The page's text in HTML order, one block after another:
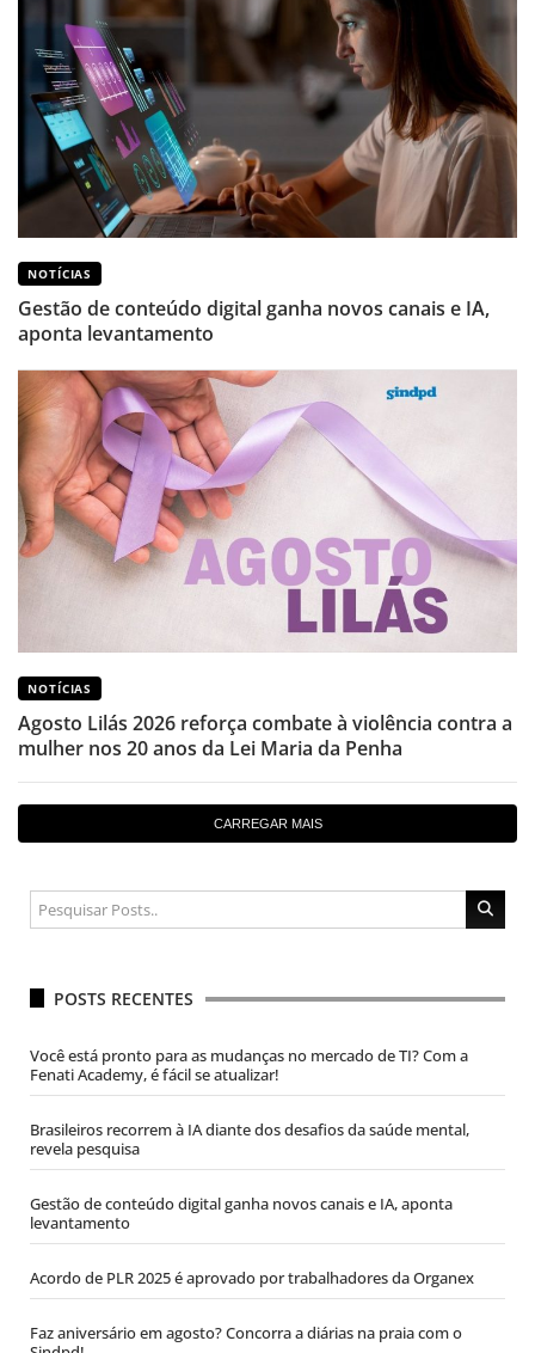
NOTÍCIAS
Gestão de conteúdo digital ganha novos canais e IA,
aponta levantamento
NOTÍCIAS
Agosto Lilás 2026 reforça combate à violência contra a
mulher nos 20 anos da Lei Maria da Penha
CARREGAR MAIS
POSTS RECENTES
Você está pronto para as mudanças no mercado de TI? Com a
Fenati Academy, é fácil se atualizar!
Brasileiros recorrem à IA diante dos desafios da saúde mental,
revela pesquisa
Gestão de conteúdo digital ganha novos canais e IA, aponta
levantamento
Acordo de PLR 2025 é aprovado por trabalhadores da Organex
Faz aniversário em agosto? Concorra a diárias na praia com o